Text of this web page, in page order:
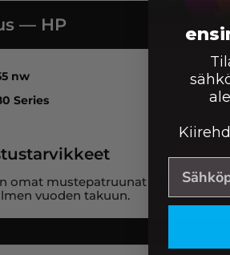
— HP
nw, Color LaserJet Pro M 180
nw
Series
Color
Color
omat mustepatruunat sekä
vuoden takuun.